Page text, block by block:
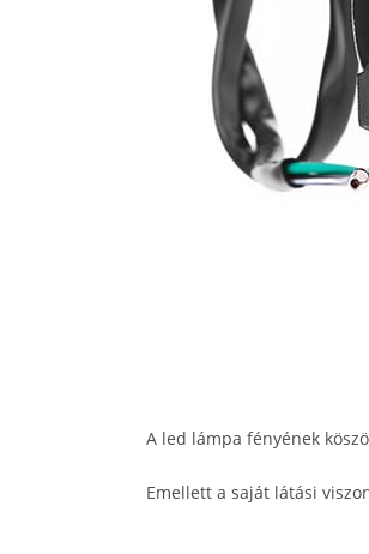
A led lámpa fényének
Emellett a saját látási